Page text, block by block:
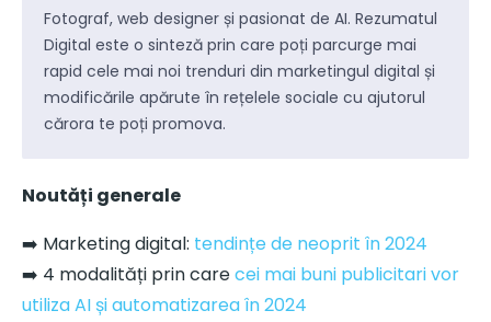
Fotograf, web designer și pasionat de AI. Rezumatul
Digital este o sinteză prin care poți parcurge mai
rapid cele mai noi trenduri din marketingul digital și
modificările apărute în rețelele sociale cu ajutorul
cărora te poți promova.
Noutăți generale
➡️ Marketing digital: tendințe de neoprit în 2024
➡️ 4 modalități prin carecei mai buni publicitari vor
utiliza AI și automatizarea în 2024